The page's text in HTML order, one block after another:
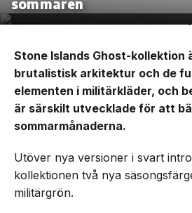
Stone Islands Ghost-kollektion
brutalistisk arkitektur och de
elementen i militärkläder, och
är särskilt utvecklade för att
sommarmånaderna.
Utöver nya versioner i svart
kollektionen två nya
militärgrön.